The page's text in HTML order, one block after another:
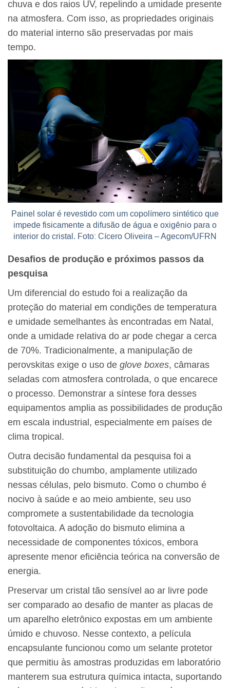
chuva e dos raios UV, repelindo a umidade presente
na atmosfera. Com isso, as propriedades originais
do material interno são preservadas por mais
tempo.
Painel solar é revestido com um copolímero sintético que
impede fisicamente a difusão de água e oxigênio para o
interior do cristal. Foto: Cícero Oliveira – Agecom/UFRN
Desafios de produção e próximos passos da
pesquisa
Um diferencial do estudo foi a realização da
proteção do material em condições de temperatura
e umidade semelhantes às encontradas em Natal,
onde a umidade relativa do ar pode chegar a cerca
de 70%. Tradicionalmente, a manipulação de
perovskitas exige o uso de glove boxes, câmaras
seladas com atmosfera controlada, o que encarece
o processo. Demonstrar a síntese fora desses
equipamentos amplia as possibilidades de produção
em escala industrial, especialmente em países de
clima tropical.
Outra decisão fundamental da pesquisa foi a
substituição do chumbo, amplamente utilizado
nessas células, pelo bismuto. Como o chumbo é
nocivo à saúde e ao meio ambiente, seu uso
compromete a sustentabilidade da tecnologia
fotovoltaica. A adoção do bismuto elimina a
necessidade de componentes tóxicos, embora
apresente menor eficiência teórica na conversão de
energia.
Preservar um cristal tão sensível ao ar livre pode
ser comparado ao desafio de manter as placas de
um aparelho eletrônico expostas em um ambiente
úmido e chuvoso. Nesse contexto, a película
encapsulante funcionou como um selante protetor
que permitiu às amostras produzidas em laboratório
manterem sua estrutura química intacta, suportando